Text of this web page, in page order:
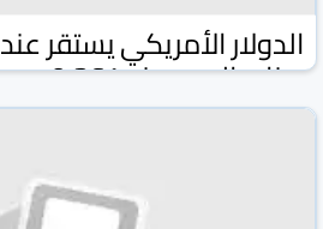
دينار واليورو عند 361ر0
وكالة كونا الكويتية وكالات ومواقع 18 شباط/فبراير 2026